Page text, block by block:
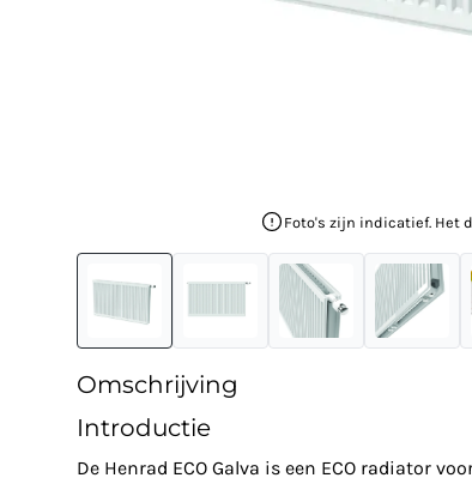
Foto's zijn indicatief. Het
Omschrijving
Introductie
De Henrad ECO Galva is een ECO radiator